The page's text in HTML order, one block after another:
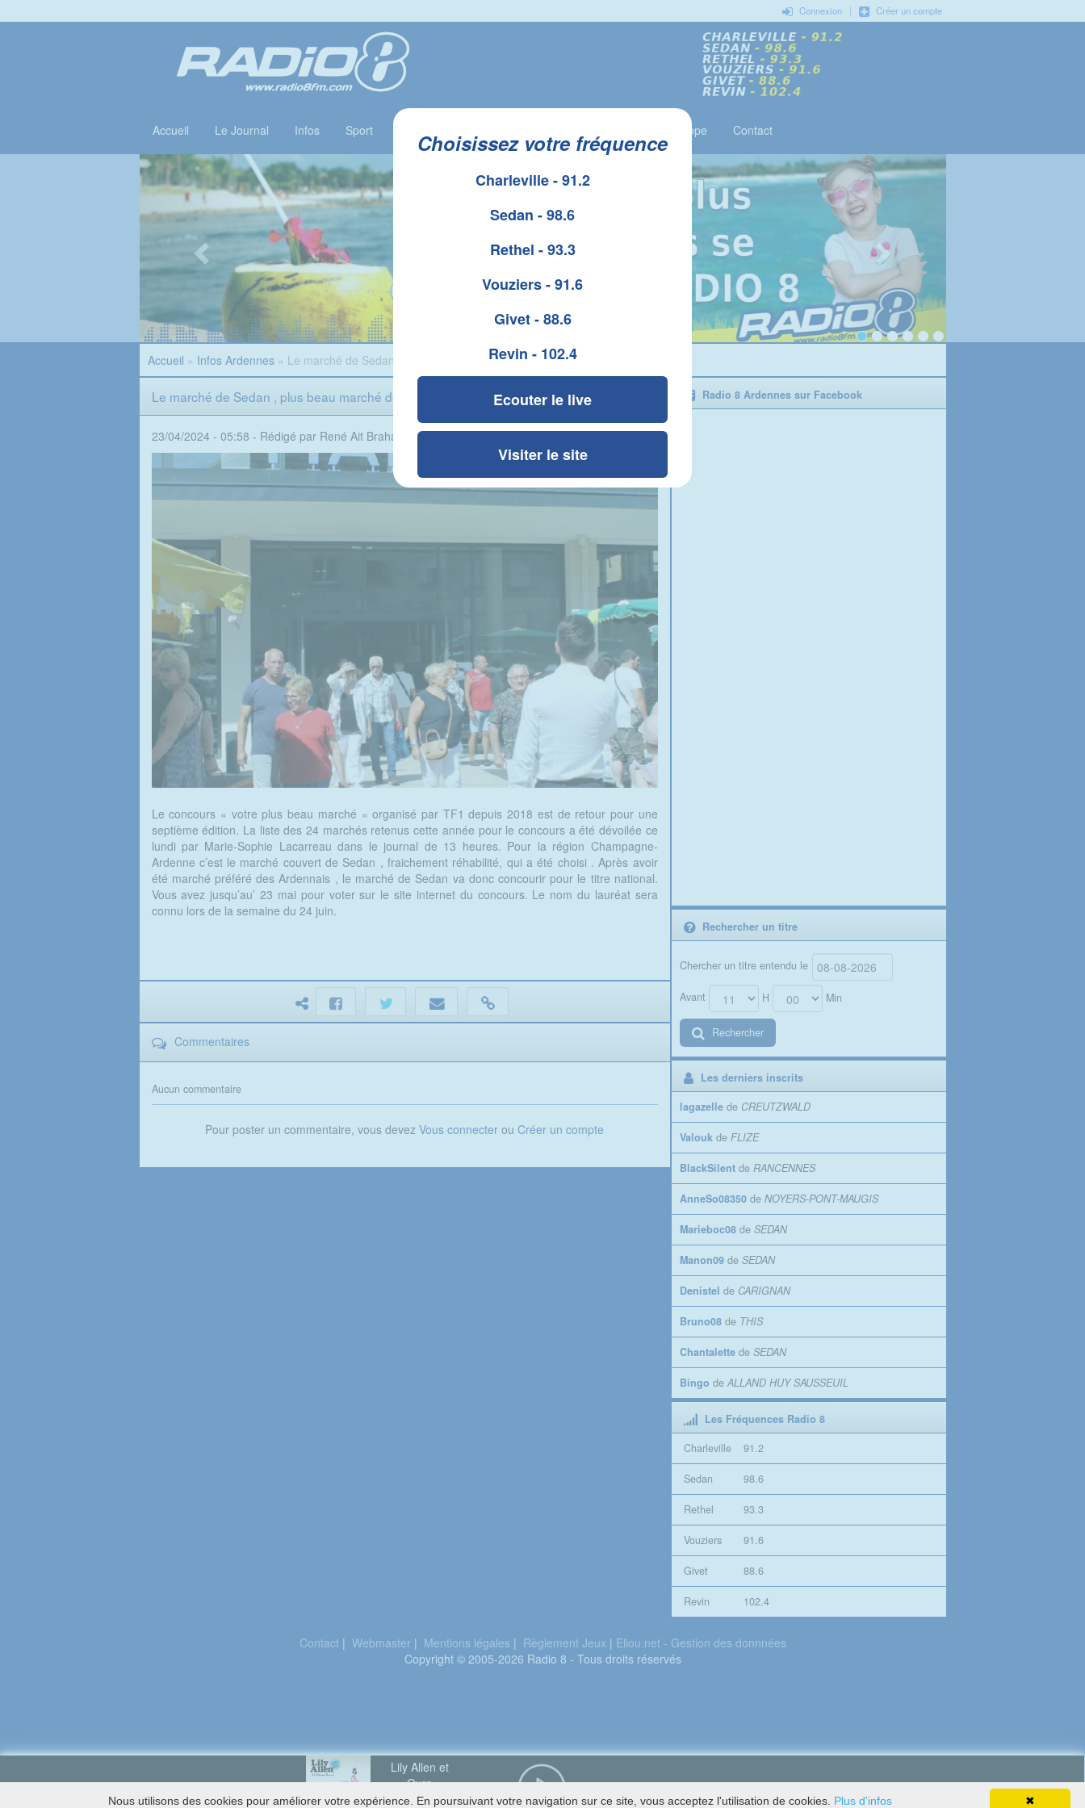
Choisissez votre fréquence
Charleville - 91.2
Sedan - 98.6
Rethel - 93.3
Vouziers - 91.6
Givet - 88.6
Revin - 102.4
Ecouter le live
Visiter le site
Connexion | Créer un compte
Accueil Le Journal Infos Sport Horoscope Contact
Accueil » Infos Ardennes» Le marché de Sedan , plus beau marché de France ?
Lily Allen et
Ours
22 Vingt deux
Le marché de Sedan , plus beau marché de France ?
23/04/2024 - 05:58 - Rédigé par René Ait Braham
Le concours « votre plus beau marché « organisé par TF1 depuis 2018 est de retour pour une
septième édition. La liste des 24 marchés retenus cette année pour le concours a été dévoilée ce
lundi par Marie-Sophie Lacarreau dans le journal de 13 heures. Pour la région Champagne-
Ardenne c’est le marché couvert de Sedan , fraichement réhabilité, qui a été choisi . Après avoir
été marché préféré des Ardennais , le marché de Sedan va donc concourir pour le titre national.
Vous avez jusqu’au’ 23 mai pour voter sur le site internet du concours. Le nom du lauréat sera
connu lors de la semaine du 24 juin.
Commentaires
Aucun commentaire
Pour poster un commentaire, vous devezVous connecter ouCréer un compte
Radio 8 Ardennes sur Facebook
Rechercher un titre
Chercher un titre entendu le
Avant H Min
Rechercher
Les derniers inscrits
lagazellede CREUTZWALD
Valoukde FLIZE
BlackSilentde RANCENNES
AnneSo08350de NOYERS-PONT-MAUGIS
Marieboc08de SEDAN
Manon09de SEDAN
Denistel de CARIGNAN
Bruno08de THIS
Chantalettede SEDAN
Bingo de ALLAND HUY SAUSSEUIL
Les Fréquences Radio 8
Charleville
91.2
Sedan 98.6
Rethel 93.3
Vouziers 91.6
Givet 88.6
Revin 102.4
Contact| Webmaster| Mentions légales | Règlement Jeux | Eliou.net - Gestion des donnnées
Copyright © 2005-2026 Radio 8 - Tous droits réservés
✖
Nous utilisons des cookies pour améliorer votre expérience. En poursuivant votre navigation sur ce site, vous acceptez l'utilisation de cookies. Plus d'infos